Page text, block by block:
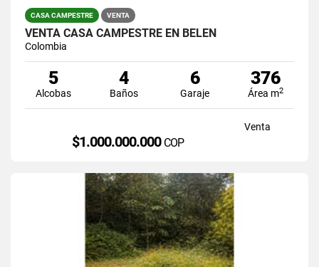
CASA CAMPESTRE VENTA
VENTA CASA CAMPESTRE EN BELEN
Colombia
5
Alcobas
4
Baños
6
Garaje
376
Área m2
Venta
$1.000.000.000 COP